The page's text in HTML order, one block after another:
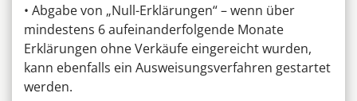
• Abgabe von „Null-Erklärungen“ – wenn über
mindestens 6 aufeinanderfolgende Monate
Erklärungen ohne Verkäufe eingereicht wurden,
kann ebenfalls ein Ausweisungsverfahren gestartet
werden.